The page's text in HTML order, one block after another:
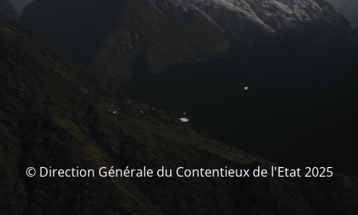
© Direction Générale du Contentieux de l'Etat 2025